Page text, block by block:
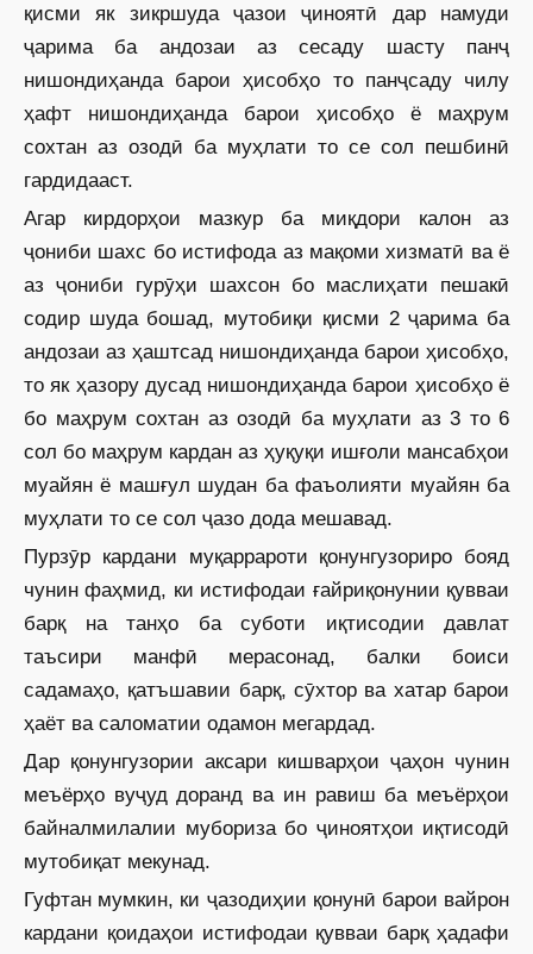
қисми як зикршуда ҷазои ҷиноятӣ дар намуди
ҷарима ба андозаи аз сесаду шасту панҷ
нишондиҳанда барои ҳисобҳо то панҷсаду чилу
ҳафт нишондиҳанда барои ҳисобҳо ё маҳрум
сохтан аз озодӣ ба муҳлати то се сол пешбинӣ
гардидааст.
Агар кирдорҳои мазкур ба миқдори калон аз
ҷониби шахс бо истифода аз мақоми хизматӣ ва ё
аз ҷониби гурӯҳи шахсон бо маслиҳати пешакӣ
содир шуда бошад, мутобиқи қисми 2 ҷарима ба
андозаи аз ҳаштсад нишондиҳанда барои ҳисобҳо,
то як ҳазору дусад нишондиҳанда барои ҳисобҳо ё
бо маҳрум сохтан аз озодӣ ба муҳлати аз 3 то 6
сол бо маҳрум кардан аз ҳуқуқи ишғоли мансабҳои
муайян ё машғул шудан ба фаъолияти муайян ба
муҳлати то се сол ҷазо дода мешавад.
Пурзӯр кардани муқаррароти қонунгузориро бояд
чунин фаҳмид, ки истифодаи ғайриқонунии қувваи
барқ на танҳо ба суботи иқтисодии давлат
таъсири манфӣ мерасонад, балки боиси
садамаҳо, қатъшавии барқ, сӯхтор ва хатар барои
ҳаёт ва саломатии одамон мегардад.
Дар қонунгузории аксари кишварҳои ҷаҳон чунин
меъёрҳо вуҷуд доранд ва ин равиш ба меъёрҳои
байналмилалии мубориза бо ҷиноятҳои иқтисодӣ
мутобиқат мекунад.
Гуфтан мумкин, ки ҷазодиҳии қонунӣ барои вайрон
кардани қоидаҳои истифодаи қувваи барқ ҳадафи